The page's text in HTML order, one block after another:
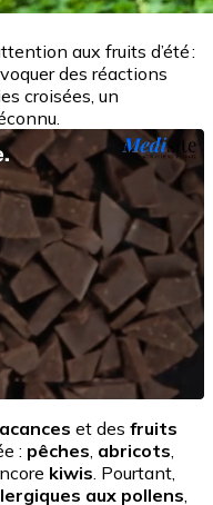
aux fruits d’été :
des réactions
croisées, un
et des fruits
: pêches, abricots,
kiwis. Pourtant,
aux pollens,